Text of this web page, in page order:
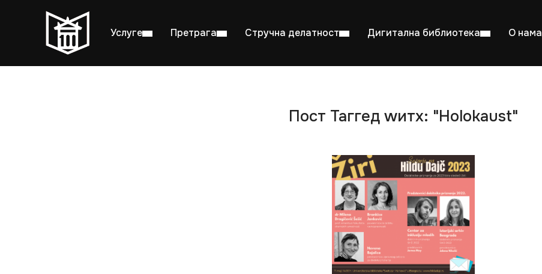
Услуге Претрага Стручна делатност Дигитална библиотека О нама
Пост Таггед wитх: "Holokaust"
Радно време од 06. јула до 29. августа